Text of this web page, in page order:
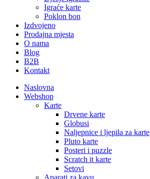
Igraće karte
Poklon bon
Izdvojeno
Prodajna mjesta
O nama
Blog
B2B
Kontakt
Naslovna
Webshop
Karte
Drvene karte
Globusi
Naljepnice i ljepila za karte
Pluto karte
Posteri i puzzle
Scratch it karte
Setovi